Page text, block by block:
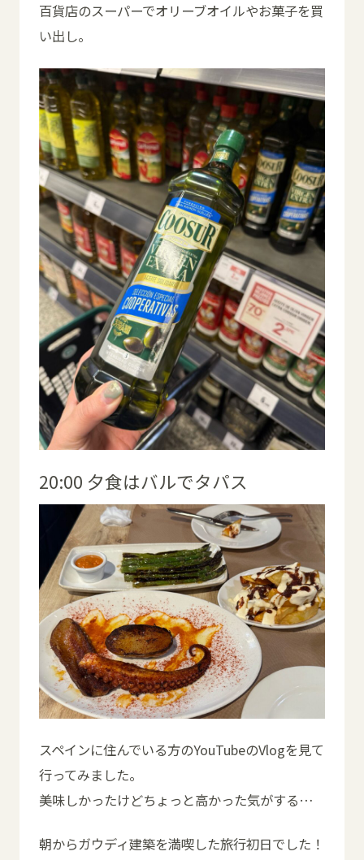
百貨店のスーパーでオリーブオイルやお菓子を買
い出し。
20:00 夕食はバルでタパス
スペインに住んでいる方のYouTubeのVlogを見て
行ってみました。
美味しかったけどちょっと高かった気がする…
朝からガウディ建築を満喫した旅行初日でした！